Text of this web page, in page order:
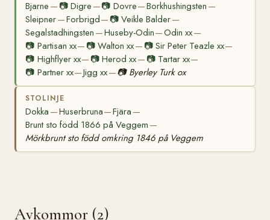
Bjarne — 📷Digre —📷 Dovre—Borkhushingsten —
Sleipner—Forbrigd— 📷Veikle Balder—
Segalstadhingsten —Huseby-Odin—Odin xx—
📷 Partisan xx— 📷Walton xx— 📷 Sir Peter Teazle xx—
📷 Highflyer xx— 📷Herod xx— 📷 Tartar xx—
📷 Partner xx—Jigg xx—📷 Byerley Turk ox
STOLINJE
Dokka —Huserbruna—Fjära —
Brunt sto född 1866 på Veggem —
Mörkbrunt sto född omkring 1846 på Veggem
Avkommor (2)